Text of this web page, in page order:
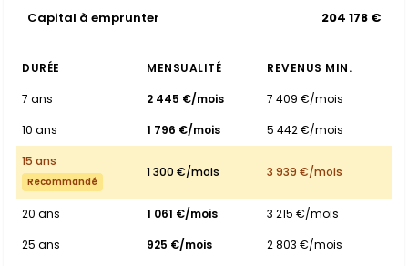
Capital à emprunter 204 178 €
DURÉE MENSUALITÉ
REVENUS MIN.
7 ans
2 445 €/mois
7 409 €/mois
10 ans
1 796 €/mois
5 442 €/mois
15 ans
Recommandé
1 300 €/mois 3 939 €/mois
20 ans 1 061 €/mois
3 215 €/mois
25 ans
925 €/mois 2 803 €/mois